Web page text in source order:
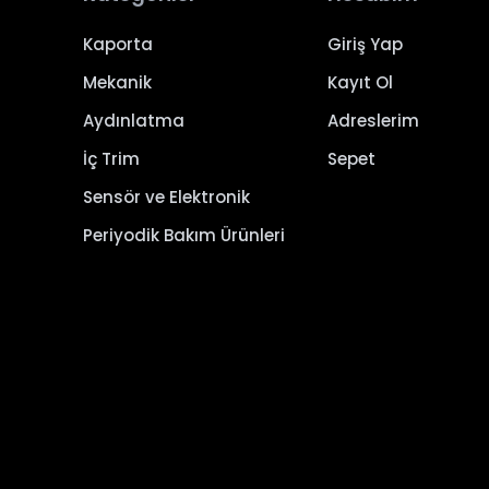
Kaporta
Mekanik
Aydınlatma
İç Trim
Sensör ve Elektronik
Periyodik Bakım Ürünleri
Giriş Yap
Kayıt Ol
Adreslerim
Sepet